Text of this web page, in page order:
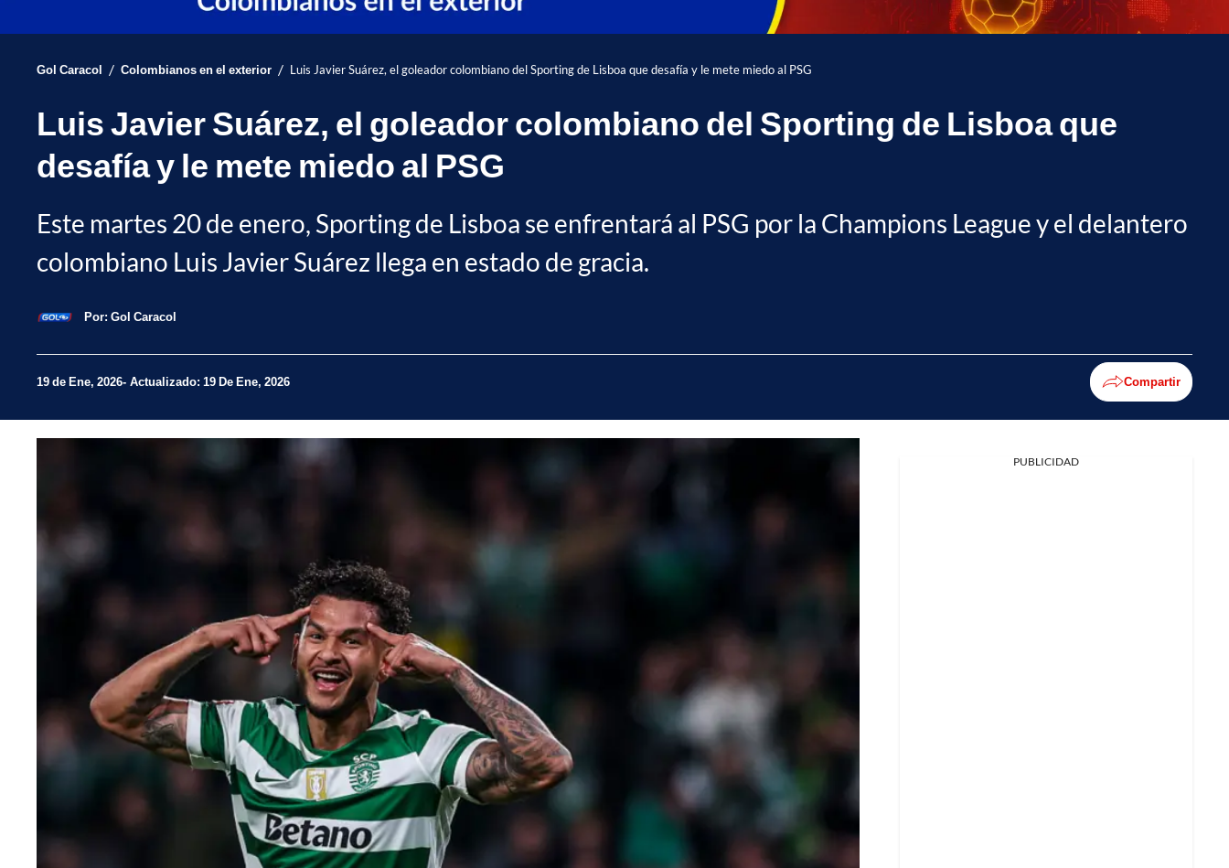
Gol Caracol / Colombianos en el exterior / Luis Javier Suárez, el goleador colombiano del Sporting de Lisboa que desafía y le mete miedo al PSG
Luis Javier Suárez, el goleador colombiano del Sporting de Lisboa que
desafía y le mete miedo al PSG
Este martes 20 de enero, Sporting de Lisboa se enfrentará al PSG por la Champions League y el delantero
colombiano Luis Javier Suárez llega en estado de gracia.
Por: Gol Caracol
19 de Ene, 2026 Actualizado: 19 De Ene, 2026 Compartir
PUBLICIDAD